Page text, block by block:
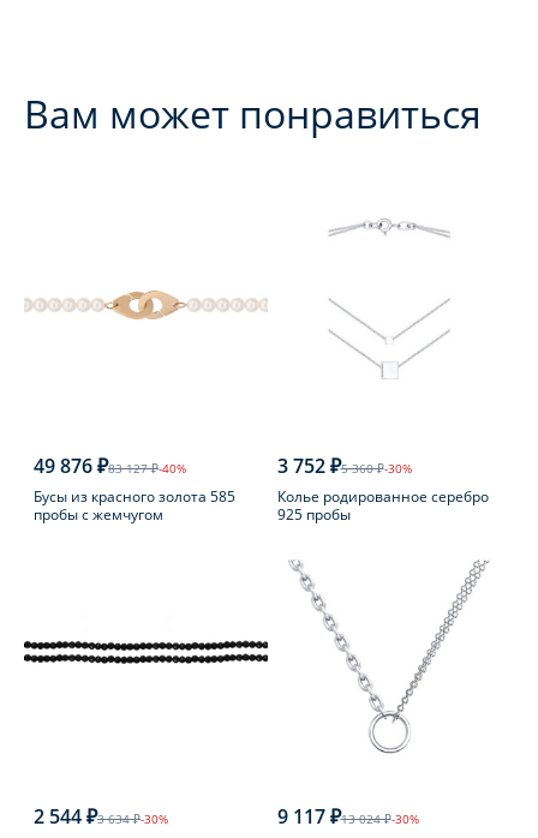
Вам может понравиться
49 876 ₽83 127 ₽-40%
Бусы из красного золота 585
пробы с жемчугом
3 752 ₽5 360 ₽-30%
Колье родированное серебро
925 пробы
2 544 ₽3 634 ₽-30% 9 117 ₽13 024 ₽-30%